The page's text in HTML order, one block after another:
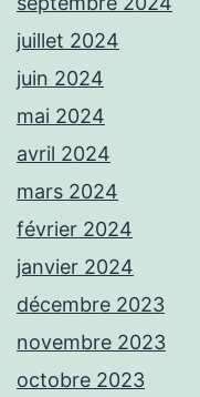
juillet 2024
juin 2024
mai 2024
avril 2024
mars 2024
février 2024
janvier 2024
décembre 2023
novembre 2023
octobre 2023